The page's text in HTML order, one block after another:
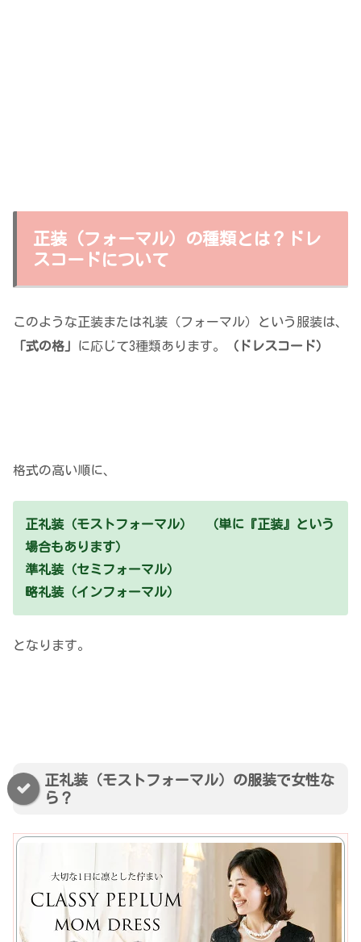
正装（フォーマル）の種類とは？ドレ
スコードについて
このような正装または礼装（フォーマル）という服装は、
「式の格」
に応じて3種類あります。 （ドレスコード）
格式の高い順に、
正礼装（モストフォーマル） （単に『正装』という
場合もあります）
準礼装（セミフォーマル）
略礼装（インフォーマル）
となります。
正礼装（モストフォーマル）の服装で女性な
ら？